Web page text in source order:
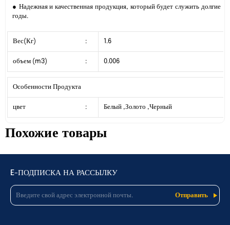
● Надежная и качественная продукция, который будет служить долгие
годы.
Вес(Кг) : 1.6
объем (m3) : 0.006
Особенности Продукта
цвет : Белый ,Золото ,Черный
Похожие товары
E-ПОДПИСКА НА РАССЫЛКУ